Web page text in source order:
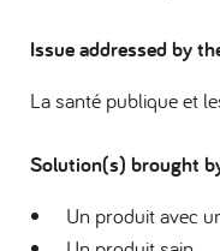
Issue addressed by
La santé publique et
Solution(s) brought
Un produit avec